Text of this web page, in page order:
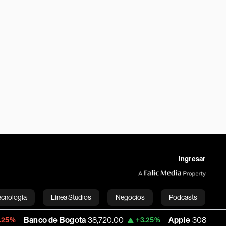
Ingresar
Línea Studios Negocios Podcasts
English
Bogota 38,720.00 +3.25% Apple 308.63 -7.53%